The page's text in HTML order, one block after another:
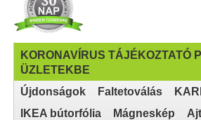
KORONAVÍRUS TÁJÉKOZTATÓ
ÜZLETEKBE
Újdonságok
Faltetoválás
IKEA bútorfólia
Mágneskép